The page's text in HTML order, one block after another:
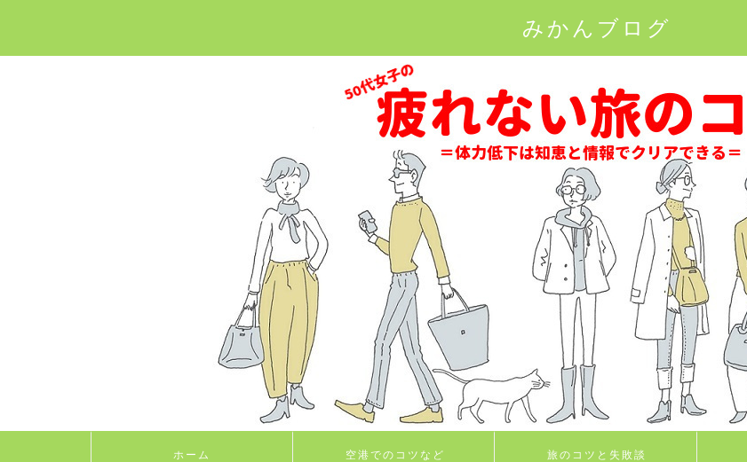
みかんブログ
ホーム 空港でのコツなど 旅のコツと失敗談